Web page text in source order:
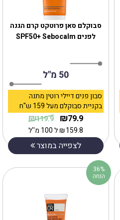
סבוקלם סאן פרוטקט קרם הגנה
לפנים SPF50+ Sebocalm
50 מ"ל
סבון פנים דיילי רוטין מתנה
בקניית סבוקלם מעל 159 ש"ח
79.9
₪
119.9
₪
159.8
₪ל 100 מ''ל
לצפייה במוצר
36%
הנחה